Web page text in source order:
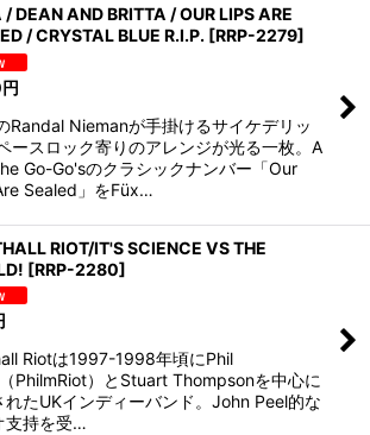
/ DEAN AND BRITTA / OUR LIPS ARE
/ CRYSTAL BLUE R.I.P. [RRP-2279]
円
Randal Niemanが手掛けるサイケデリッ
ースロック寄りのアレンジが光る一枚。A
Go-Go'sのクラシックナンバー「Our
Sealed」をFüx…
RIOT/IT'S SCIENCE VS THE
[RRP-2280]
Riotは1997-1998年頃にPhil
PhilmRiot）とStuart Thompsonを中心に
れたUKインディーバンド。John Peel的な
支持を受…